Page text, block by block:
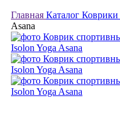
Главная Каталог Коврики
Asana